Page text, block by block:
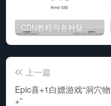
CDN教程与各种疑难杂症解决方法
上一篇
Epic喜+1白嫖游戏“洞穴
+”